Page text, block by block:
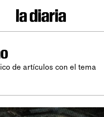
de artículos con el tema